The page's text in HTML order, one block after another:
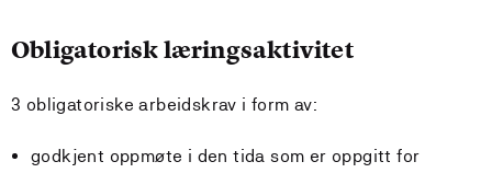
Obligatorisk læringsaktivitet
3 obligatoriske arbeidskrav i form av:
godkjent oppmøte i den tida som er oppgitt for